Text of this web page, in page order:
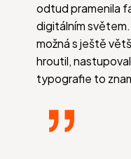
odtud pramenila
digitálním
možná s ještě
hroutil,
typografie to